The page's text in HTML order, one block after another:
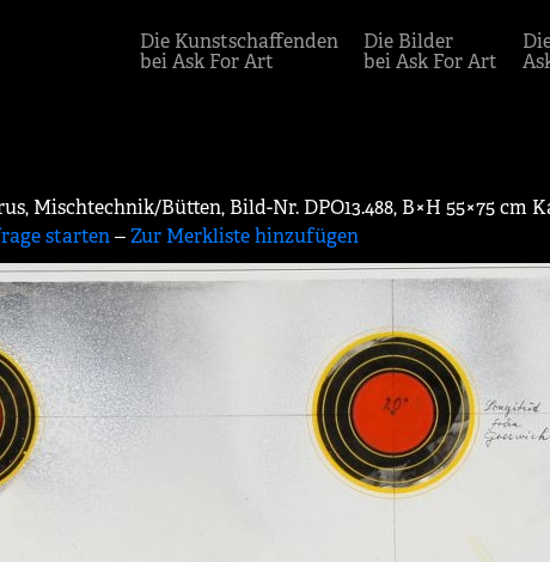
Die Kunstschaffenden
bei Ask For Art
Die Bilder
bei Ask For Art
Mischtechnik/Bütten, Bild-Nr. DPO13.488, B×H 55×75 cm
starten‒Zur Merkliste hinzufügen